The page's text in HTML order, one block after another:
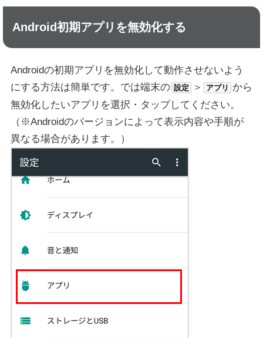
Android初期アプリを無効化する
Androidの初期アプリを無効化して動作させないよう
にする方法は簡単です。では端末の 設定 ＞ アプリ から
無効化したいアプリを選択・タップしてください。
（※Androidのバージョンによって表示内容や手順が
異なる場合があります。）